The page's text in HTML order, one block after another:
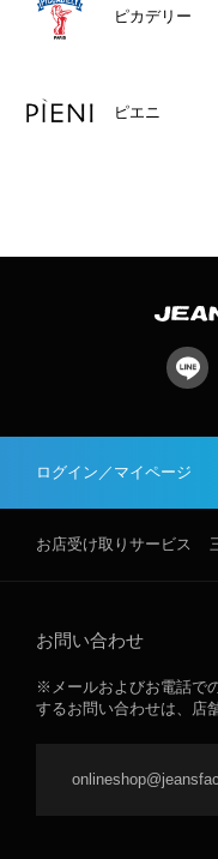
ピカデリー
ピエニ
ログイン／マイページ
お店受け取りサービス
お問い合わせ
※メールおよびお電話で
するお問い合わせは、店